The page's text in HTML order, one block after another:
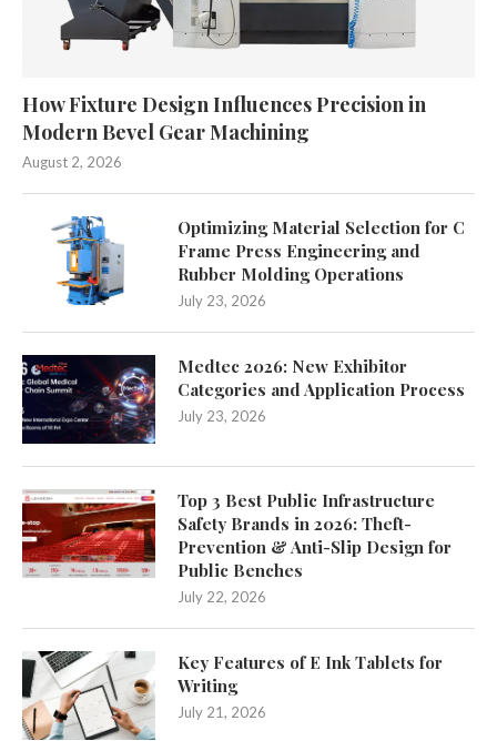
How Fixture Design Influences Precision in
Modern Bevel Gear Machining
August 2, 2026
Optimizing Material Selection for C
Frame Press Engineering and
Rubber Molding Operations
July 23, 2026
Medtec 2026: New Exhibitor
Categories and Application Process
July 23, 2026
Top 3 Best Public Infrastructure
Safety Brands in 2026: Theft-
Prevention & Anti-Slip Design for
Public Benches
July 22, 2026
Key Features of E Ink Tablets for
Writing
July 21, 2026